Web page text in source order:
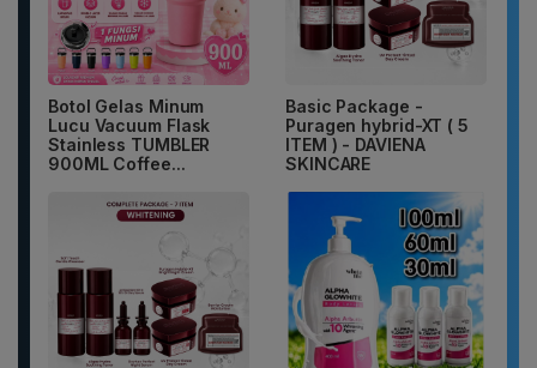
Botol Gelas Minum
Lucu Vacuum Flask
Stainless TUMBLER
900ML Coffee...
Basic Package -
Puragen hybrid-XT ( 5
ITEM ) - DAVIENA
SKINCARE